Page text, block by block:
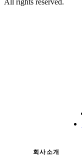
All rights reserved.
회사소개